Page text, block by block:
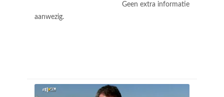
Geen extra informatie
aanwezig.